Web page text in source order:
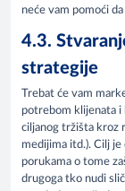
neće vam pomoći
4.3.
strategije
Trebat će vam
potrebom klijenata i
ciljanog tržišta kroz
medijima itd.). Cilj
porukama o tome
drugoga tko nudi